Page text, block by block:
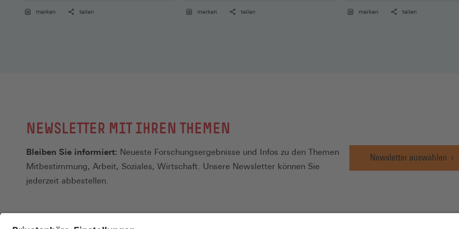
anhaltenden Fachkräftemangel vor
Herausforderungen. Es gibt verschiedene
merken teilen merken teilen merken teilen
NEWSLETTER MIT IHREN THEMEN
Bleiben Sie informiert: Neueste Forschungsergebnisse und Infos zu den Themen
Mitbestimmung, Arbeit, Soziales, Wirtschaft. Unsere Newsletter können Sie
jederzeit abbestellen.
Newsletter auswählen